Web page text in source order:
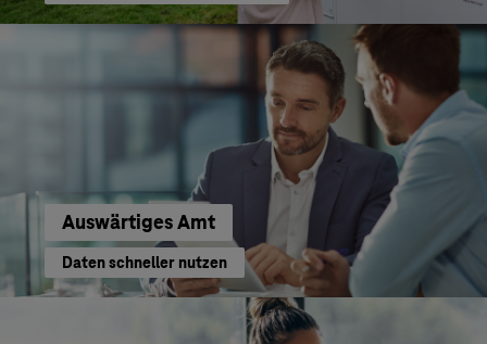
Auswärtiges Amt
Daten schneller nutzen